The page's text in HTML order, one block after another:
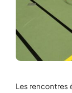
Les rencontres